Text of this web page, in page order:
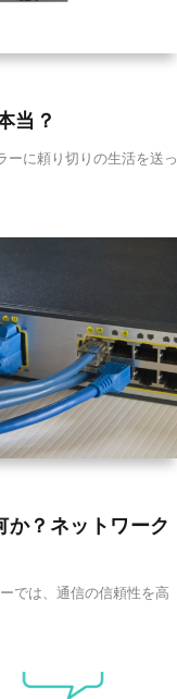
当？
ーに頼り切りの生活を送っ
か？ネットワーク
では、通信の信頼性を高